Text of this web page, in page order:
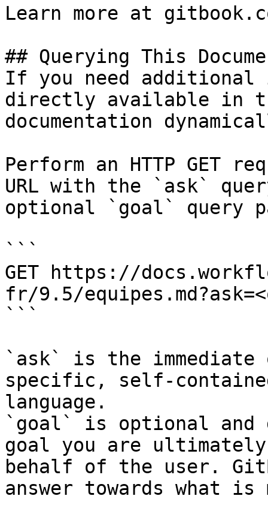
Learn more at
## Querying This
If you need
directly available in
documentation
Perform an HTTP GET
URL with the `ask`
optional `goal` query
```
GET https://
fr/9.5/
```
`ask` is the
specific, self-
language.
`goal` is optional and
goal you are
behalf of the user.
answer towards what